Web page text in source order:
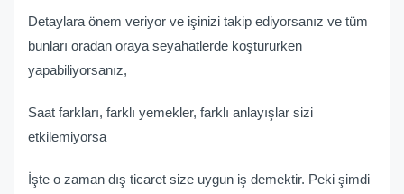
Detaylara önem veriyor ve işinizi takip ediyorsanız ve tüm
bunları oradan oraya seyahatlerde koştururken
yapabiliyorsanız,
Saat farkları, farklı yemekler, farklı anlayışlar sizi
etkilemiyorsa
İşte o zaman dış ticaret size uygun iş demektir. Peki şimdi